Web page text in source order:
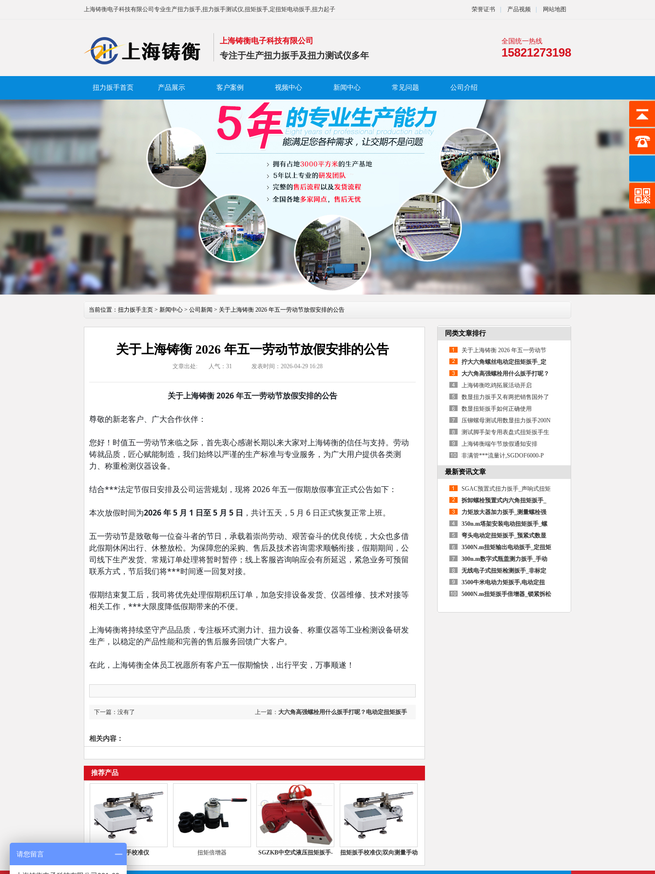
上海铸衡电子科技有限公司专业生产扭力扳手,扭力扳手测试仪,扭矩扳手,定扭矩电动扳手,扭力起子 荣誉证书 产品视频 网站地图
上海铸衡电子科技有限公司
专注于生产扭力扳手及扭力测试仪多年
全国统一热线
15821273198
扭力扳手首页 产品展示 客户案例 视频中心 新闻中心 常见问题 公司介绍
当前位置： 扭力扳手主页 > 新闻中心 > 公司新闻 > 关于上海铸衡 2026 年五一劳动节放假安排的公告
关于上海铸衡 2026 年五一劳动节放假安排的公告
文章出处: 人气： 31 发表时间：2026-04-29 16:28
关于上海铸衡 2026 年五一劳动节放假安排的公告
尊敬的新老客户、广大合作伙伴：
您好！时值五一劳动节来临之际，首先衷心感谢长期以来大家对上海铸衡的信任与支持。劳动
铸就品质，匠心赋能制造，我们始终以严谨的生产标准与专业服务，为广大用户提供各类测
力、称重检测仪器设备。
结合***法定节假日安排及公司运营规划，现将 2026 年五一假期放假事宜正式公告如下：
本次放假时间为2026 年 5 月 1 日至 5 月 5 日 ，共计五天，5 月 6 日正式恢复正常上班。
五一劳动节是致敬每一位奋斗者的节日，承载着崇尚劳动、艰苦奋斗的优良传统，大众也多借
此假期休闲出行、休整放松。为保障您的采购、售后及技术咨询需求顺畅衔接，假期期间，公
司线下生产发货、常规订单处理将暂时暂停；线上客服咨询响应会有所延迟，紧急业务可预留
联系方式，节后我们将***时间逐一回复对接。
假期结束复工后，我司将优先处理假期积压订单，加急安排设备发货、仪器维修、技术对接等
相关工作，***大限度降低假期带来的不便。
上海铸衡将持续坚守产品品质，专注板环式测力计、扭力设备、称重仪器等工业检测设备研发
生产，以稳定的产品性能和完善的售后服务回馈广大客户。
在此，上海铸衡全体员工祝愿所有客户五一假期愉快，出行平安，万事顺遂！
上一篇： 大六角高强螺栓用什么扳手打呢？电动定扭矩扳手
下一篇：没有了
相关内容：
推荐产品
扭力扳手校准仪 扭矩倍增器
SGZKB中空式液压扭矩扳手-
扭矩扳手校准仪|双向测量手动
同类文章排行
关于上海铸衡 2026 年五一劳动节
拧大六角螺丝电动定扭矩扳手_定
大六角高强螺栓用什么扳手打呢？
上海铸衡吃鸡拓展活动开启
数显扭力扳手又有两把销售国外了
数显扭矩扳手如何正确使用
压铆螺母测试用数显扭力扳手200N
测试脚手架专用表盘式扭矩扳手生
上海铸衡端午节放假通知安排
非满管***流量计,SGDOF6000-P
最新资讯文章
SGAC预置式扭力扳手_声响式扭矩
拆卸螺栓预置式内六角扭矩扳手_
力矩放大器加力扳手_测量螺栓强
350n.m塔架安装电动扭矩扳手_螺
弯头电动定扭矩扳手_预紧式数显
3500N.m扭矩输出电动扳手_定扭矩
300n.m数字式瓶盖测力扳手_手动
无线电子式扭矩检测扳手_非标定
3500牛米电动力矩扳手,电动定扭
5000N.m扭矩扳手倍增器_锁紧拆松
请您留言